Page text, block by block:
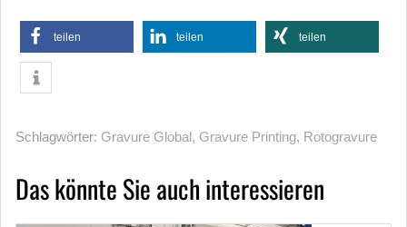
teilen teilen teilen
Schlagwörter: Gravure Global, Gravure Printing, Rotogravure
Das könnte Sie auch interessieren